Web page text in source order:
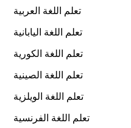
تعلم اللغة العربية
تعلم اللغة اليابانية
تعلم اللغة الكورية
تعلم اللغة الصينية
تعلم اللغة الويلزية
تعلم اللغة الفرنسية